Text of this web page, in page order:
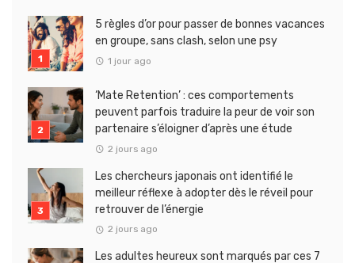
5 règles d’or pour passer de bonnes vacances
en groupe, sans clash, selon une psy
1 jour ago
‘Mate Retention’ : ces comportements
peuvent parfois traduire la peur de voir son
partenaire s’éloigner d’après une étude
2 jours ago
Les chercheurs japonais ont identifié le
meilleur réflexe à adopter dès le réveil pour
retrouver de l’énergie
2 jours ago
Les adultes heureux sont marqués par ces 7